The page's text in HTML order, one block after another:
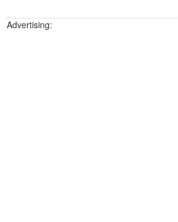
Advertising: